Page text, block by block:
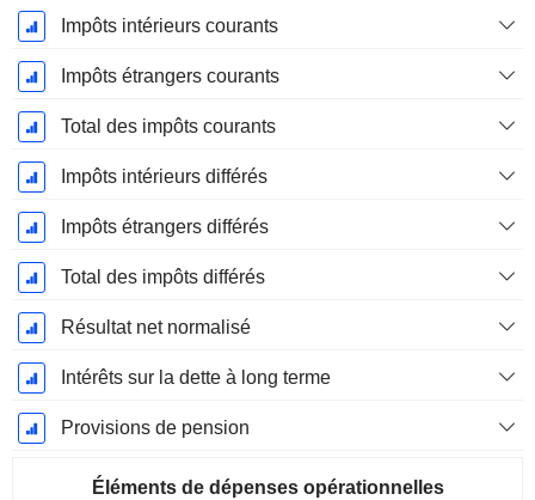
Impôts intérieurs courants
Impôts étrangers courants
Total des impôts courants
Impôts intérieurs différés
Impôts étrangers différés
Total des impôts différés
Résultat net normalisé
Intérêts sur la dette à long terme
Provisions de pension
Éléments de dépenses opérationnelles